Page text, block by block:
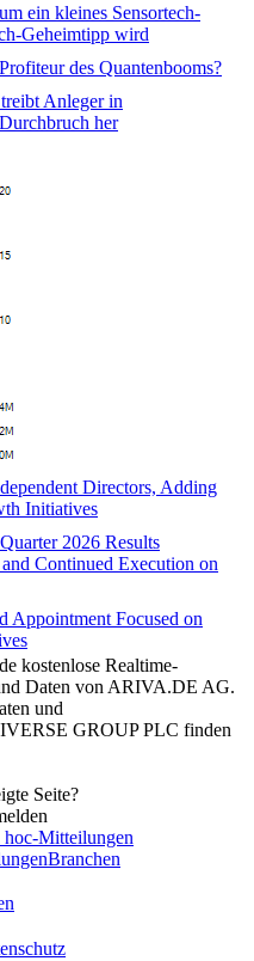
ein kleines Sensortech-
Geheimtipp wird
des Quantenbooms?
Anleger in
her
Directors, Adding
Initiatives
2026 Results
Continued Execution on
Appointment Focused on
kostenlose Realtime-
Daten von ARIVA.DE AG.
und
GROUP PLC finden
Seite?
hoc-Mitteilungen
Branchen